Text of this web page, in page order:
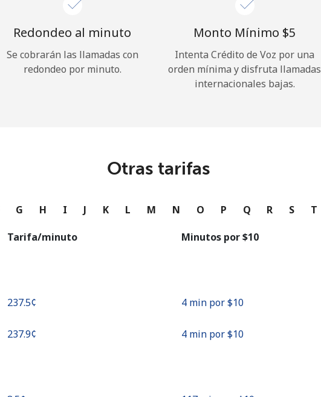
Continuar con
Redondeo al minuto
Se cobrarán las llamadas con
redondeo por minuto.
Monto Mínimo ⁦$5⁩
Intenta Crédito de Voz por una
orden mínima y disfruta llamadas
internacionales bajas.
Otras tarifas
G H I J K L M N O P Q R S T
Tarifa/minuto Minutos por ⁦$10⁩
⁦237.5¢⁩ 4 min por ⁦$10⁩
⁦237.9¢⁩ 4 min por ⁦$10⁩